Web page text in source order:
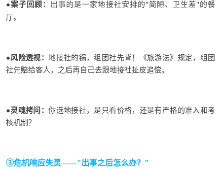
●案子回顾： 出事的是一家地接社安排的"简陋、卫生差"的餐
厅。
●风险透视：地接社的锅，组团社先背！《旅游法》规定，组团
社先赔给客人，之后再自己去跟地接社扯皮追偿。
●灵魂拷问 ：你选地接社，是只看价格，还是有严格的准入和考
核机制？
③危机响应失灵——"出事之后怎么办？"